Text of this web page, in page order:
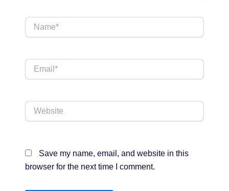
Name*
Email*
Website
Save my name, email, and website in this
browser for the next time I comment.